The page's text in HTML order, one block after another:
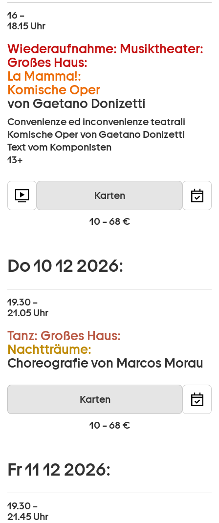
16 –
18.15 Uhr
Wiederaufnahme: Musiktheater:
Großes Haus:
La Mamma!:
Komische Oper
von Gaetano Donizetti
Convenienze ed inconvenienze teatrali
Komische Oper von Gaetano Donizetti
Text vom Komponisten
13+
Karten
10 – 68 €
Do 10 12 2026:
19.30 –
21.05 Uhr
Tanz: Großes Haus:
Nachtträume:
Choreografie von Marcos Morau
Karten
10 – 68 €
Fr 11 12 2026:
19.30 –
21.45 Uhr